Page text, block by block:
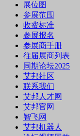
展位图
参展范围
收费标准
参展报名
参展商手册
往届展商列表
同期论坛2025
艾邦社区
联系我们
艾邦人才网
艾邦官网
智飞网
艾邦机器人